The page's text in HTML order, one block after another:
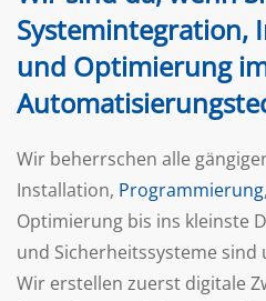
Systemintegration,
und Optimierung
Wir beherrschen alle
Installation, Programmierung
Optimierung bis ins kleinste
und Sicherheitssysteme sind
Wir erstellen zuerst digitale